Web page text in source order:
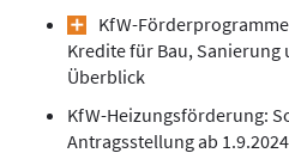
KfW-
Kredite für Bau, Sanierung
Überblick
KfW-Heizungsförderung:
Antragsstellung ab 1.9.2024